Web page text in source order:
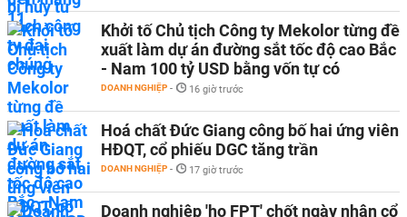
Khởi tố Chủ tịch Công ty Mekolor từng đề
xuất làm dự án đường sắt tốc độ cao Bắc
- Nam 100 tỷ USD bằng vốn tự có
DOANH NGHIỆP - 16 giờ trước
Hoá chất Đức Giang công bố hai ứng viên
HĐQT, cổ phiếu DGC tăng trần
DOANH NGHIỆP - 17 giờ trước
Doanh nghiệp 'họ FPT' chốt ngày nhận cổ